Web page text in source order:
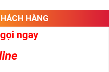
HÀNG
ngay